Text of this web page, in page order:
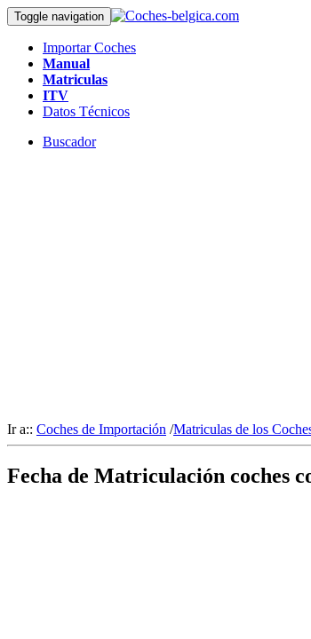
Toggle navigation
Importar Coches
Manual
Matriculas
ITV
Datos Técnicos
Buscador
Ir a:: Coches de Importación /Matriculas de los
Fecha de Matriculación coches